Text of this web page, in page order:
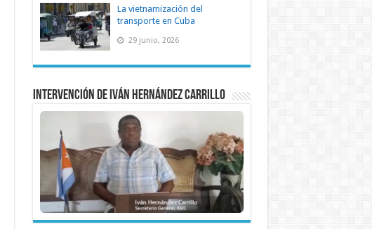
La vietnamización del
transporte en Cuba
29 junio, 2026
Intervención de Iván Hernández Carrillo